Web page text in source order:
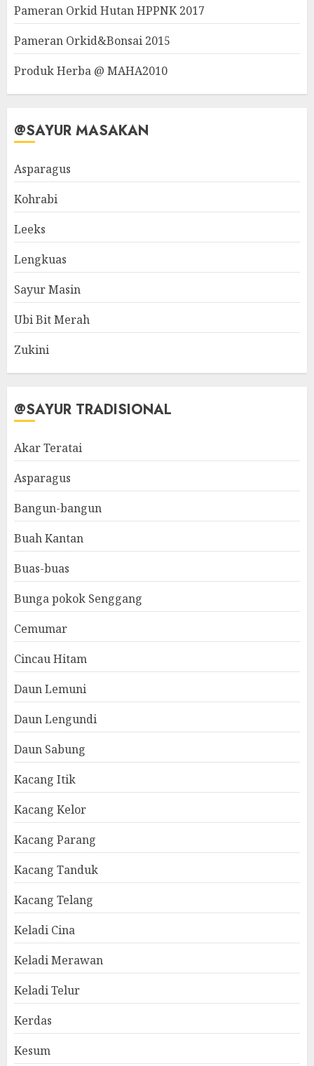
Pameran Orkid Hutan HPPNK 2017
Pameran Orkid&Bonsai 2015
Produk Herba @ MAHA2010
@SAYUR MASAKAN
Asparagus
Kohrabi
Leeks
Lengkuas
Sayur Masin
Ubi Bit Merah
Zukini
@SAYUR TRADISIONAL
Akar Teratai
Asparagus
Bangun-bangun
Buah Kantan
Buas-buas
Bunga pokok Senggang
Cemumar
Cincau Hitam
Daun Lemuni
Daun Lengundi
Daun Sabung
Kacang Itik
Kacang Kelor
Kacang Parang
Kacang Tanduk
Kacang Telang
Keladi Cina
Keladi Merawan
Keladi Telur
Kerdas
Kesum